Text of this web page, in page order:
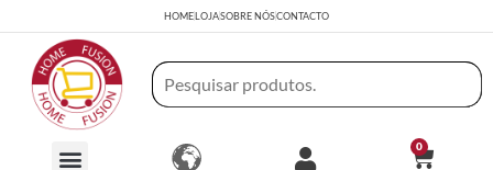
HOMELOJASOBRE NÓSCONTACTO
0